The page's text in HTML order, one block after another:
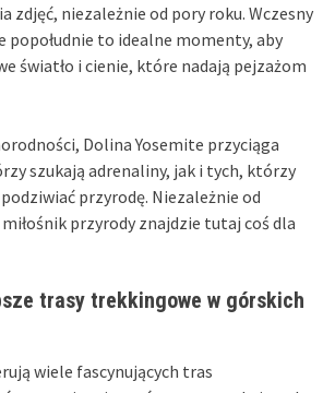
zdjęć, niezależnie od pory roku. Wczesny
popołudnie to idealne momenty, aby
światło i cienie, które nadają pejzażom
Dolina Yosemite przyciąga
szukają adrenaliny, jak i tych, którzy
przyrodę. Niezależnie od
przyrody znajdzie tutaj coś dla
trasy trekkingowe w górskich
wiele fascynujących tras